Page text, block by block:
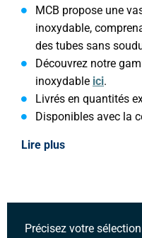
MCB propose une
inoxydable,
des tubes sans
Découvrez notre
inoxydable ici.
Livrés en quantités
Disponibles avec la
Lire plus
Précisez votre